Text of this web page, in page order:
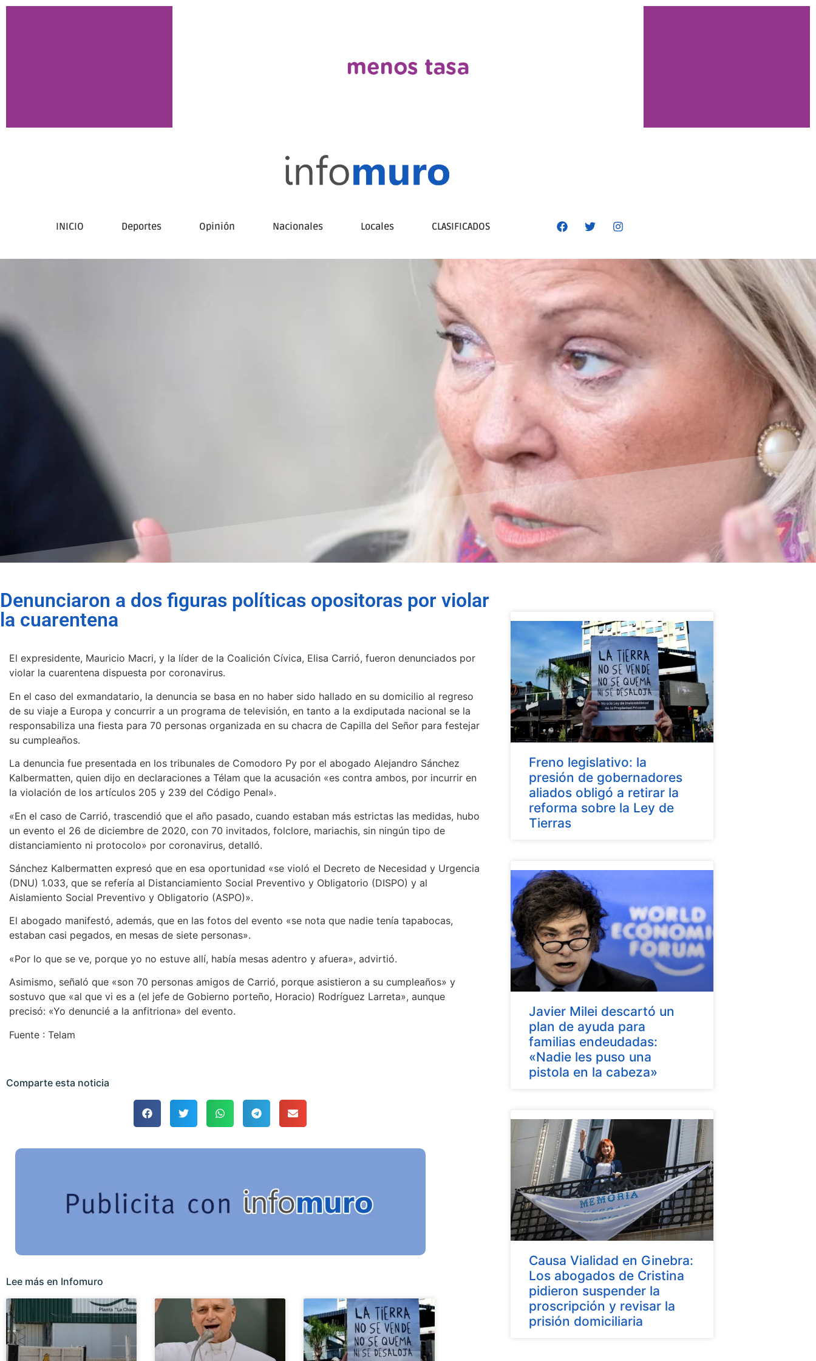
INICIO Deportes Opinión Nacionales Locales CLASIFICADOS
Denunciaron a dos figuras políticas opositoras por violar
la cuarentena
El expresidente, Mauricio Macri, y la líder de la Coalición Cívica, Elisa Carrió, fueron denunciados por
violar la cuarentena dispuesta por coronavirus.
En el caso del exmandatario, la denuncia se basa en no haber sido hallado en su domicilio al regreso
de su viaje a Europa y concurrir a un programa de televisión, en tanto a la exdiputada nacional se la
responsabiliza una fiesta para 70 personas organizada en su chacra de Capilla del Señor para festejar
su cumpleaños.
La denuncia fue presentada en los tribunales de Comodoro Py por el abogado Alejandro Sánchez
Kalbermatten, quien dijo en declaraciones a Télam que la acusación «es contra ambos, por incurrir en
la violación de los artículos 205 y 239 del Código Penal».
«En el caso de Carrió, trascendió que el año pasado, cuando estaban más estrictas las medidas, hubo
un evento el 26 de diciembre de 2020, con 70 invitados, folclore, mariachis, sin ningún tipo de
distanciamiento ni protocolo» por coronavirus, detalló.
Sánchez Kalbermatten expresó que en esa oportunidad «se violó el Decreto de Necesidad y Urgencia
(DNU) 1.033, que se refería al Distanciamiento Social Preventivo y Obligatorio (DISPO) y al
Aislamiento Social Preventivo y Obligatorio (ASPO)».
El abogado manifestó, además, que en las fotos del evento «se nota que nadie tenía tapabocas,
estaban casi pegados, en mesas de siete personas».
«Por lo que se ve, porque yo no estuve allí, había mesas adentro y afuera», advirtió.
Asimismo, señaló que «son 70 personas amigos de Carrió, porque asistieron a su cumpleaños» y
sostuvo que «al que vi es a (el jefe de Gobierno porteño, Horacio) Rodríguez Larreta», aunque
precisó: «Yo denuncié a la anfitriona» del evento.
Fuente : Telam
Comparte esta noticia
Lee más en Infomuro
Freno legislativo: la
presión de gobernadores
aliados obligó a retirar la
reforma sobre la Ley de
Tierras
Javier Milei descartó un
plan de ayuda para
familias endeudadas:
«Nadie les puso una
pistola en la cabeza»
Causa Vialidad en Ginebra:
Los abogados de Cristina
pidieron suspender la
proscripción y revisar la
prisión domiciliaria